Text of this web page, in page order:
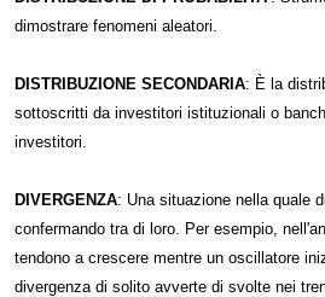
dimostrare fenomeni aleatori.
DISTRIBUZIONE SECONDARIA: È la
sottoscritti da investitori istituzionali o
investitori.
DIVERGENZA: Una situazione nella quale
confermando tra di loro. Per esempio,
tendono a crescere mentre un oscillatore
divergenza di solito avverte di svolte nei